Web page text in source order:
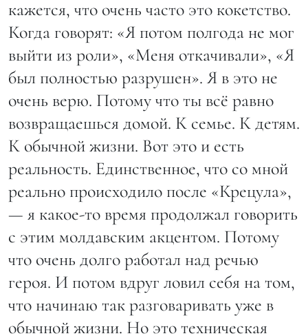
кажется, что очень часто это кокетство.
Когда говорят: «Я потом полгода не мог
выйти из роли», «Меня откачивали», «Я
был полностью разрушен». Я в это не
очень верю. Потому что ты всё равно
возвращаешься домой. К семье. К детям.
К обычной жизни. Вот это и есть
реальность. Единственное, что со мной
реально происходило после «Крецула»,
— я какое-то время продолжал говорить
с этим молдавским акцентом. Потому
что очень долго работал над речью
героя. И потом вдруг ловил себя на том,
что начинаю так разговаривать уже в
обычной жизни. Но это техническая